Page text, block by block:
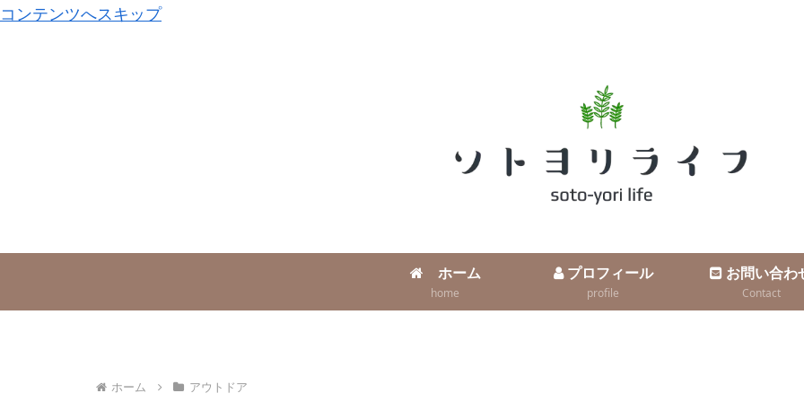
コンテンツへスキップ
ホーム
home
プロフィール
profile
お問い合わ
Contact
ホーム アウトドア